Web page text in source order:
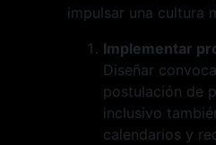
impulsar una cultura
Implementar
Diseñar
postulación de
inclusivo
calendarios y